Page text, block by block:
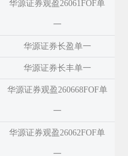
华源证券观盈26061FOF单
一
华源证券长盈单一
华源证券长丰单一
华源证券观盈260668FOF单
一
华源证券观盈26062FOF单
一